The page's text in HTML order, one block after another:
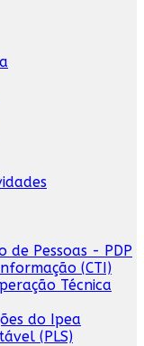
de Pessoas - PDP
(CTI)
Técnica
do Ipea
(PLS)